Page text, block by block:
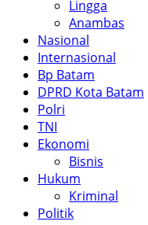
Lingga
Anambas
Nasional
Internasional
Bp Batam
DPRD Kota Batam
Polri
TNI
Ekonomi
Bisnis
Hukum
Kriminal
Politik